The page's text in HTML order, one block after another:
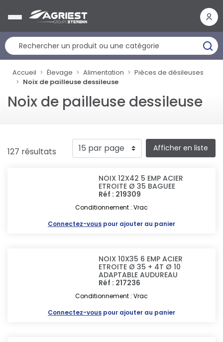
Accueil Élevage Alimentation
Pièces de désileuses
Noix de pailleuse dessileuse
Noix de pailleuse dessileuse
127 résultats Afficher en liste
NOIX 12X42 5 EMP ACIER
ETROITE Ø 35 BAGUEE
Réf : 219309
Conditionnement : Vrac
Connectez-vous pour ajouter au panier
NOIX 10X35 6 EMP ACIER
ETROITE Ø 35 + 4T Ø 10
ADAPTABLE AUDUREAU
Réf : 217236
Conditionnement : Vrac
Connectez-vous pour ajouter au panier